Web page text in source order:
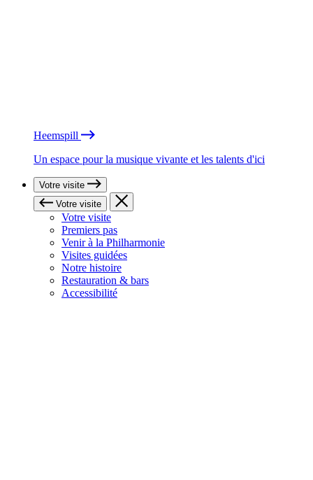
Heemspill
Un espace pour la musique vivante et les talents d'ici
Votre visite
Votre visite
Votre visite
Premiers pas
Venir à la Philharmonie
Visites guidées
Notre histoire
Restauration & bars
Accessibilité